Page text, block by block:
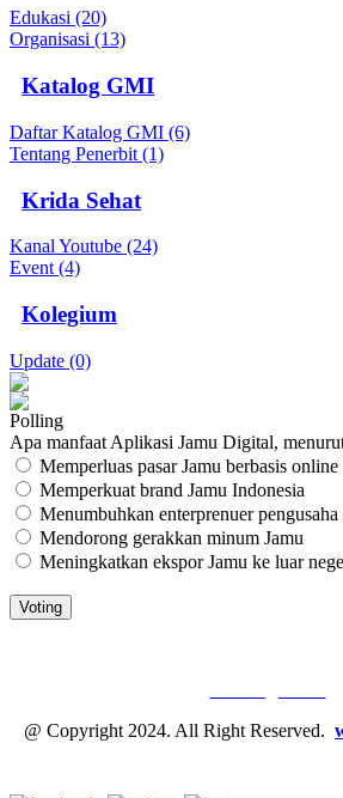
Edukasi (20)
Organisasi (13)
Katalog GMI
Daftar Katalog GMI (6)
Tentang Penerbit (1)
Krida Sehat
Kanal Youtube (24)
Event (4)
Kolegium
Update (0)
Polling
Apa manfaat Aplikasi Jamu Digital,
Memperluas pasar Jamu berbasis online
Memperkuat brand Jamu Indonesia
Menumbuhkan enterprenuer pengusaha
Mendorong gerakkan minum Jamu
Meningkatkan ekspor Jamu ke luar
@ Copyright 2024. All Right Reserved.